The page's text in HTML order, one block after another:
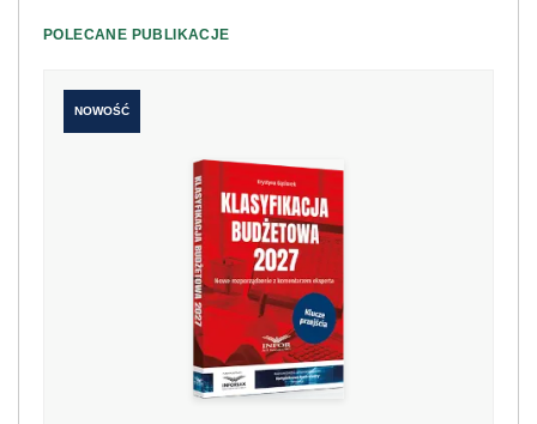
POLECANE PUBLIKACJE
NOWOŚĆ